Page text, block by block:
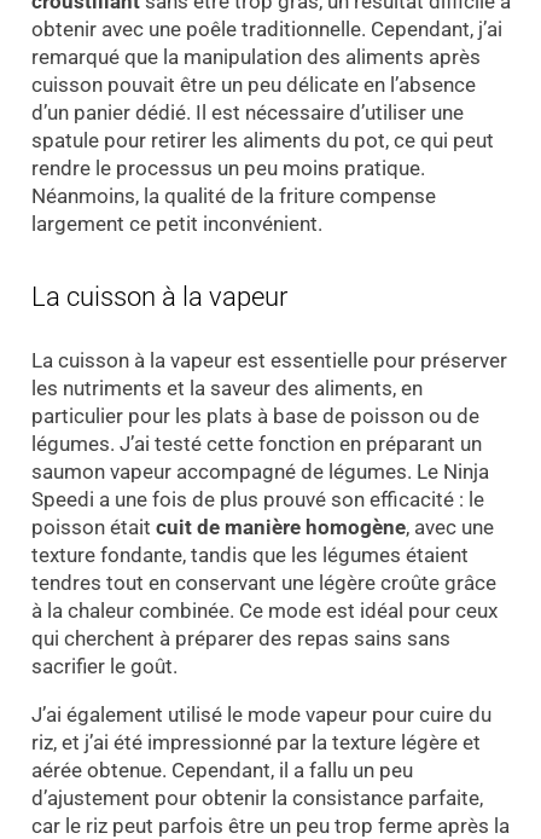
obtenir avec une poêle traditionnelle. Cependant, j’ai
remarqué que la manipulation des aliments après
cuisson pouvait être un peu délicate en l’absence
d’un panier dédié. Il est nécessaire d’utiliser une
spatule pour retirer les aliments du pot, ce qui peut
rendre le processus un peu moins pratique.
Néanmoins, la qualité de la friture compense
largement ce petit inconvénient.
La cuisson à la vapeur
La cuisson à la vapeur est essentielle pour préserver
les nutriments et la saveur des aliments, en
particulier pour les plats à base de poisson ou de
légumes. J’ai testé cette fonction en préparant un
saumon vapeur accompagné de légumes. Le Ninja
Speedi a une fois de plus prouvé son efficacité : le
poisson était cuit de manière homogène, avec une
texture fondante, tandis que les légumes étaient
tendres tout en conservant une légère croûte grâce
à la chaleur combinée. Ce mode est idéal pour ceux
qui cherchent à préparer des repas sains sans
sacrifier le goût.
J’ai également utilisé le mode vapeur pour cuire du
riz, et j’ai été impressionné par la texture légère et
aérée obtenue. Cependant, il a fallu un peu
d’ajustement pour obtenir la consistance parfaite,
car le riz peut parfois être un peu trop ferme après la